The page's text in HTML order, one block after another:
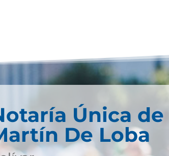
Única de
De Loba